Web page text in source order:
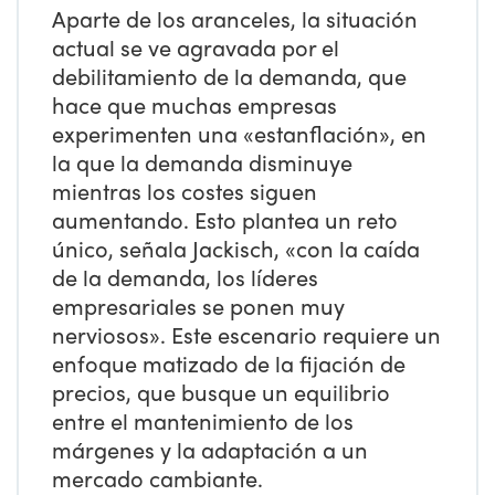
Aparte de los aranceles, la situación
actual se ve agravada por el
debilitamiento de la demanda, que
hace que muchas empresas
experimenten una «estanflación», en
la que la demanda disminuye
mientras los costes siguen
aumentando. Esto plantea un reto
único, señala Jackisch, «con la caída
de la demanda, los líderes
empresariales se ponen muy
nerviosos». Este escenario requiere un
enfoque matizado de la fijación de
precios, que busque un equilibrio
entre el mantenimiento de los
márgenes y la adaptación a un
mercado cambiante.